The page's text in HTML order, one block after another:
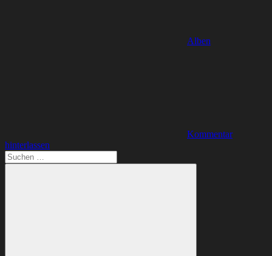
Alben
Kommentar
hinterlassen
Suchen
nach: